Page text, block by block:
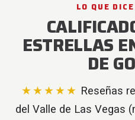
LO QUE
ESTRELLAS
DE
★★★★★ Reseñas
del Valle de Las Vegas